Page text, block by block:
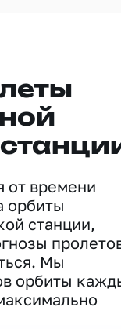
от времени
орбиты
станции,
Мы
орбиты